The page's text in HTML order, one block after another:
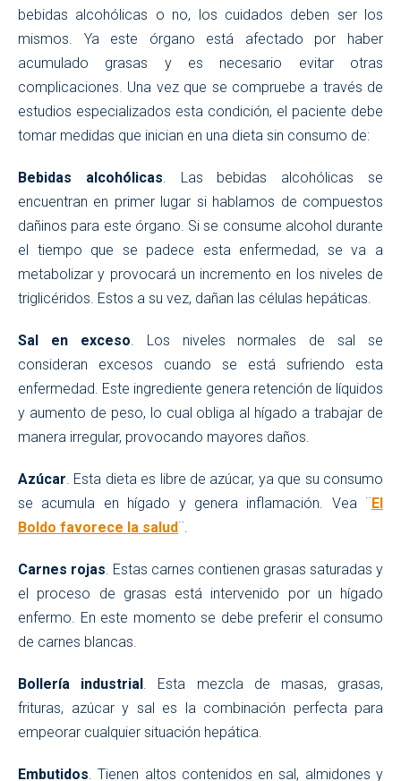
bebidas alcohólicas o no, los cuidados deben ser los
mismos. Ya este órgano está afectado por haber
acumulado grasas y es necesario evitar otras
complicaciones. Una vez que se compruebe a través de
estudios especializados esta condición, el paciente debe
tomar medidas que inician en una dieta sin consumo de:
Bebidas alcohólicas. Las bebidas alcohólicas se
encuentran en primer lugar si hablamos de compuestos
dañinos para este órgano. Si se consume alcohol durante
el tiempo que se padece esta enfermedad, se va a
metabolizar y provocará un incremento en los niveles de
triglicéridos. Estos a su vez, dañan las células hepáticas.
Sal en exceso. Los niveles normales de sal se
consideran excesos cuando se está sufriendo esta
enfermedad. Este ingrediente genera retención de líquidos
y aumento de peso, lo cual obliga al hígado a trabajar de
manera irregular, provocando mayores daños.
Azúcar. Esta dieta es libre de azúcar, ya que su consumo
se acumula en hígado y genera inflamación. Vea ¨El
Boldo favorece la salud¨.
Carnes rojas. Estas carnes contienen grasas saturadas y
el proceso de grasas está intervenido por un hígado
enfermo. En este momento se debe preferir el consumo
de carnes blancas.
Bollería industrial. Esta mezcla de masas, grasas,
frituras, azúcar y sal es la combinación perfecta para
empeorar cualquier situación hepática.
Embutidos. Tienen altos contenidos en sal, almidones y